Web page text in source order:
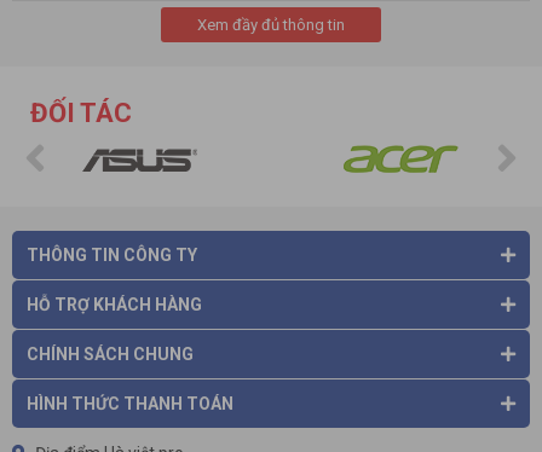
gian trống trong hộp/túi đựng bụi, giúp bạn hút bụi lâu hơn.
Các máy còn thiết kế bộ lọc Hepa, chế độ khử mùi Nano
luôn sạch sẽ, không khí trong lành, tinh khiết.
Máy hút bụi Hitachicó hộp đựng bụi/túi chứa bụi dung tích lớn
phải đổ bụi nhiều lần, tiết kiệm thời gian, công sức làm sạch tối
Xem đầy đủ thông tin
ĐỐI TÁC
THÔNG TIN CÔNG TY
HỖ TRỢ KHÁCH HÀNG
CHÍNH SÁCH CHUNG
HÌNH THỨC THANH TOÁN